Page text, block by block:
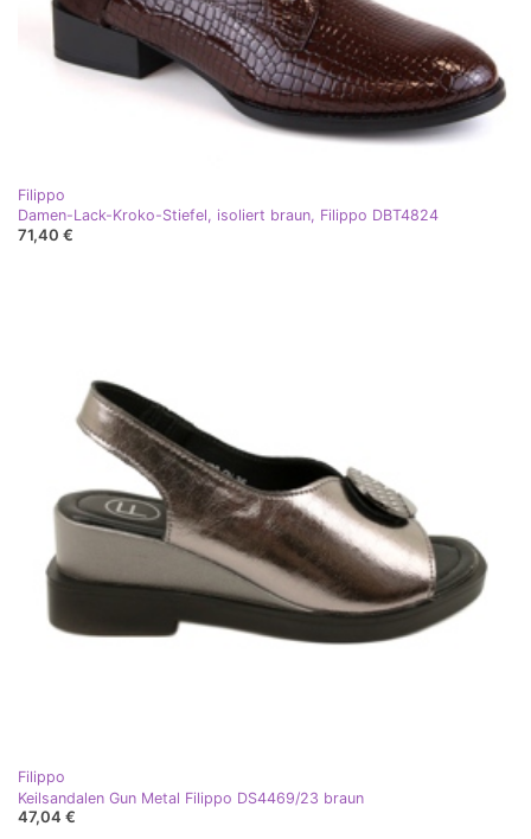
Filippo
Damen-Lack-Kroko-Stiefel, isoliert braun, Filippo DBT4824
71,40 €
Filippo
Keilsandalen Gun Metal Filippo DS4469/23 braun
47,04 €